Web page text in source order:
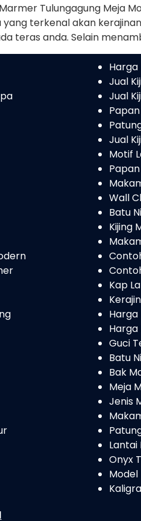
Tulungagung Meja
terkenal akan
teras anda. Selain
Jual
Jual
Jual
Motif
Wall
Batu
Kijing
Kap
Harga
Guci
Batu
Bak
Meja
Jenis
Onyx
Model